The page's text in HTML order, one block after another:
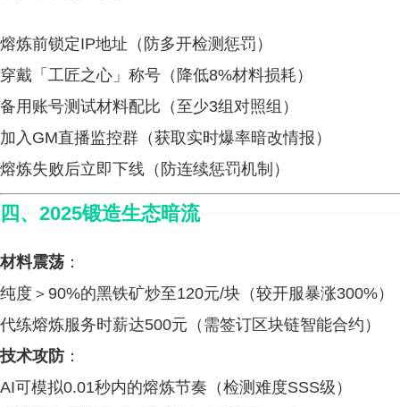
熔炼前锁定IP地址（防多开检测惩罚）
穿戴「工匠之心」称号（降低8%材料损耗）
备用账号测试材料配比（至少3组对照组）
加入GM直播监控群（获取实时爆率暗改情报）
熔炼失败后立即下线（防连续惩罚机制）
四、2025锻造生态暗流
材料震荡 ：
纯度＞90%的黑铁矿炒至120元/块（较开服暴涨300%）
代练熔炼服务时薪达500元（需签订区块链智能合约）
技术攻防：
AI可模拟0.01秒内的熔炼节奏（检测难度SSS级）